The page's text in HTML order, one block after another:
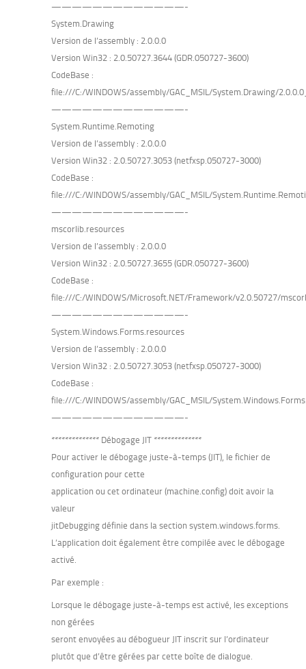
—————————————-
System.Drawing
Version de l’assembly : 2.0.0.0
Version Win32 : 2.0.50727.3644 (GDR.050727-3600)
CodeBase :
file:///C:/WINDOWS/assembly/GAC_MSIL/System.Drawing/
—————————————-
System.Runtime.Remoting
Version de l’assembly : 2.0.0.0
Version Win32 : 2.0.50727.3053 (netfxsp.050727-3000)
CodeBase :
file:///C:/WINDOWS/assembly/GAC_MSIL/
—————————————-
mscorlib.resources
Version de l’assembly : 2.0.0.0
Version Win32 : 2.0.50727.3655 (GDR.050727-3600)
CodeBase :
file:///C:/WINDOWS/Microsoft.NET/Framework/v2.0.50727/
—————————————-
System.Windows.Forms.resources
Version de l’assembly : 2.0.0.0
Version Win32 : 2.0.50727.3053 (netfxsp.050727-3000)
CodeBase :
file:///C:/WINDOWS/assembly/GAC_MSIL/
—————————————-
************** Débogage JIT **************
Pour activer le débogage juste-à-temps (JIT), le fichier de
configuration pour cette
application ou cet ordinateur (machine.config) doit avoir la
valeur
jitDebugging définie dans la section system.windows.forms.
L’application doit également être compilée avec le débogage
activé.
Par exemple :
Lorsque le débogage juste-à-temps est activé, les exceptions
non gérées
seront envoyées au débogueur JIT inscrit sur l’ordinateur
plutôt que d’être gérées par cette boîte de dialogue.